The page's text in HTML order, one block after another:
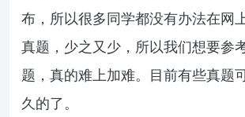
布，所以很多同学都没有办法在网
真题，少之又少，所以我们想要参
题，真的难上加难。目前有些真题
久的了。